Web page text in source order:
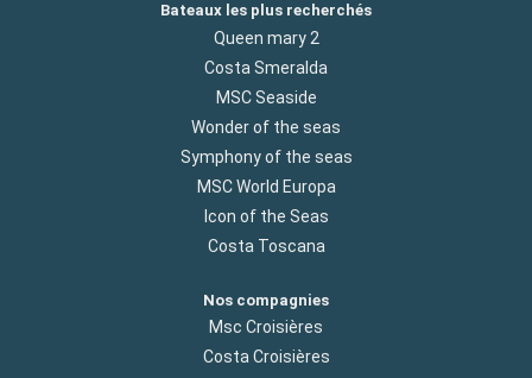
Bateaux les plus recherchés
Queen mary 2
Costa Smeralda
MSC Seaside
Wonder of the seas
Symphony of the seas
MSC World Europa
Icon of the Seas
Costa Toscana
Nos compagnies
Msc Croisières
Costa Croisières